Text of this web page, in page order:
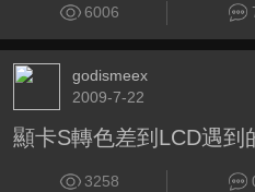
6006
godismeex
2009-7-22
顯卡S轉色差到LCD遇到
3258